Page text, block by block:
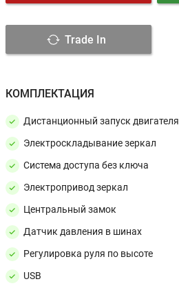
Trade In
КОМПЛЕКТАЦИЯ
Дистанционный запуск двигателя
Электроскладывание зеркал
Система доступа без ключа
Электропривод зеркал
Центральный замок
Датчик давления в шинах
Регулировка руля по высоте
USB